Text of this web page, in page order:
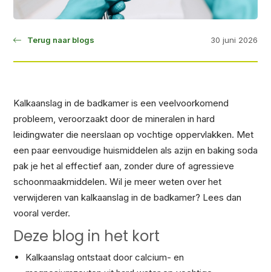
Terug naar blogs 30 juni 2026
Kalkaanslag in de badkamer is een veelvoorkomend
probleem, veroorzaakt door de mineralen in hard
leidingwater die neerslaan op vochtige oppervlakken. Met
een paar eenvoudige huismiddelen als azijn en baking soda
pak je het al effectief aan, zonder dure of agressieve
schoonmaakmiddelen. Wil je meer weten over het
verwijderen van kalkaanslag in de badkamer? Lees dan
vooral verder.
Deze blog in het kort
Kalkaanslag ontstaat door calcium- en